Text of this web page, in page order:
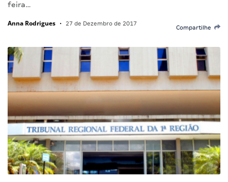
feira…
Anna Rodrigues • 27 de Dezembro de 2017
Compartilhe